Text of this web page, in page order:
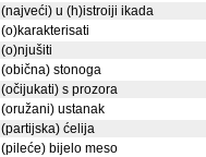
(najveći) u (h)istroiji ikada
(o)karakterisati
(o)njušiti
(obična) stonoga
(očijukati) s prozora
(oružani) ustanak
(partijska) ćelija
(pileće) bijelo meso